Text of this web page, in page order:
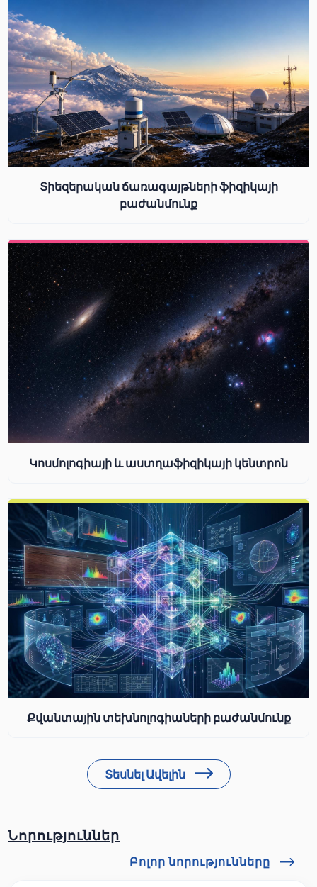
Տիեզերական ճառագայթների ֆիզիկայի
բաժանմունք
Կոսմոլոգիայի և աստղաֆիզիկայի կենտրոն
Քվանտային տեխնոլոգիաների բաժանմունք
Տեսնել Ավելին
Նորություններ
Բոլոր նորությունները